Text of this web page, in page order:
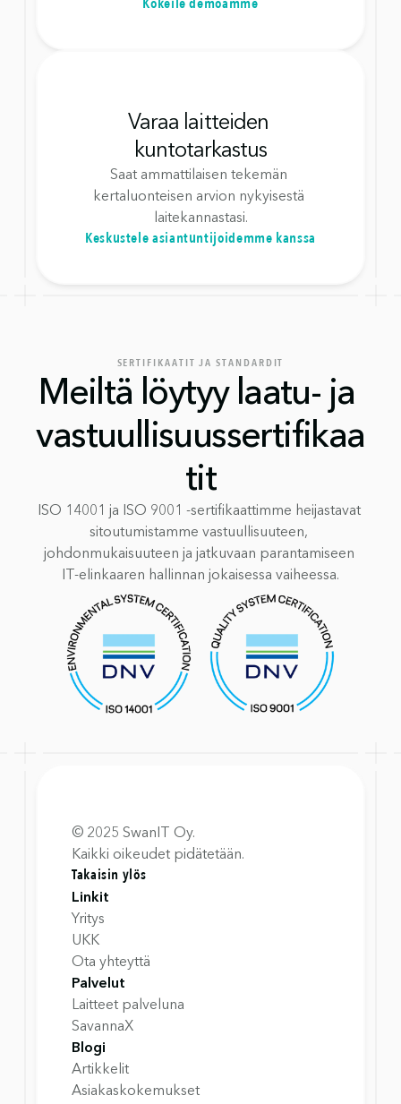
Varaa laitteiden
kuntotarkastus
Saat ammattilaisen tekemän
kertaluonteisen arvion nykyisestä
laitekannastasi.
Keskustele asiantuntijoidemme kanssa
SERTIFIKAATIT JA STANDARDIT
Meiltä löytyy laatu- ja
vastuullisuussertifikaa
tit
ISO 14001 ja ISO 9001 -sertifikaattimme heijastavat
sitoutumistamme vastuullisuuteen,
johdonmukaisuuteen ja jatkuvaan parantamiseen
IT-elinkaaren hallinnan jokaisessa vaiheessa.
© 2025 SwanIT Oy.
Kaikki oikeudet pidätetään.
Takaisin ylös
Linkit
Yritys
UKK
Ota yhteyttä
Palvelut
Laitteet palveluna
SavannaX
Blogi
Artikkelit
Asiakaskokemukset